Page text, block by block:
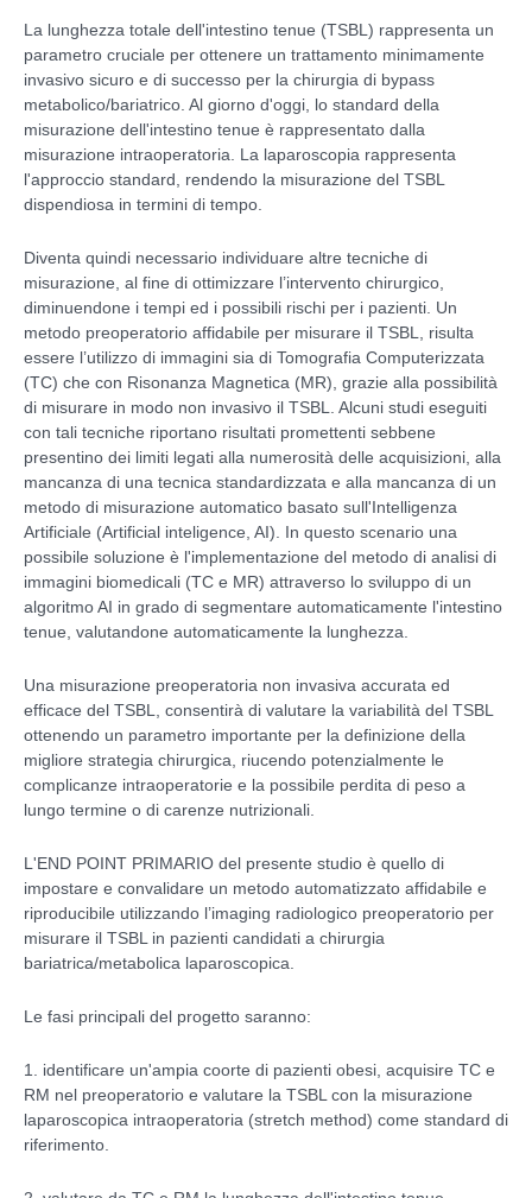
La lunghezza totale dell'intestino tenue (TSBL) rappresenta un
parametro cruciale per ottenere un trattamento minimamente
invasivo sicuro e di successo per la chirurgia di bypass
metabolico/bariatrico. Al giorno d'oggi, lo standard della
misurazione dell'intestino tenue è rappresentato dalla
misurazione intraoperatoria. La laparoscopia rappresenta
l'approccio standard, rendendo la misurazione del TSBL
dispendiosa in termini di tempo.
Diventa quindi necessario individuare altre tecniche di
misurazione, al fine di ottimizzare l’intervento chirurgico,
diminuendone i tempi ed i possibili rischi per i pazienti. Un
metodo preoperatorio affidabile per misurare il TSBL, risulta
essere l’utilizzo di immagini sia di Tomografia Computerizzata
(TC) che con Risonanza Magnetica (MR), grazie alla possibilità
di misurare in modo non invasivo il TSBL. Alcuni studi eseguiti
con tali tecniche riportano risultati promettenti sebbene
presentino dei limiti legati alla numerosità delle acquisizioni, alla
mancanza di una tecnica standardizzata e alla mancanza di un
metodo di misurazione automatico basato sull'Intelligenza
Artificiale (Artificial inteligence, AI). In questo scenario una
possibile soluzione è l'implementazione del metodo di analisi di
immagini biomedicali (TC e MR) attraverso lo sviluppo di un
algoritmo AI in grado di segmentare automaticamente l'intestino
tenue, valutandone automaticamente la lunghezza.
Una misurazione preoperatoria non invasiva accurata ed
efficace del TSBL, consentirà di valutare la variabilità del TSBL
ottenendo un parametro importante per la definizione della
migliore strategia chirurgica, riucendo potenzialmente le
complicanze intraoperatorie e la possibile perdita di peso a
lungo termine o di carenze nutrizionali.
L'END POINT PRIMARIO del presente studio è quello di
impostare e convalidare un metodo automatizzato affidabile e
riproducibile utilizzando l’imaging radiologico preoperatorio per
misurare il TSBL in pazienti candidati a chirurgia
bariatrica/metabolica laparoscopica.
Le fasi principali del progetto saranno:
1. identificare un'ampia coorte di pazienti obesi, acquisire TC e
RM nel preoperatorio e valutare la TSBL con la misurazione
laparoscopica intraoperatoria (stretch method) come standard di
riferimento.